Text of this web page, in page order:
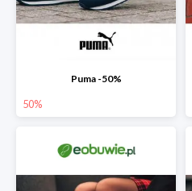
Puma -50%
50%